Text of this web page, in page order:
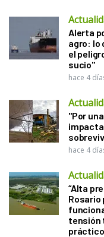
Alerta
agro: lo
el
sucio"
hace 4
"Por
hace 4
“Alta
Rosario
tensión